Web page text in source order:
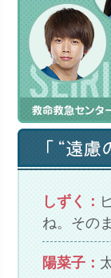
しずく：
ね。その
陽菜子：